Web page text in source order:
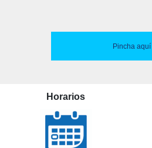
Pincha aquí
Horarios